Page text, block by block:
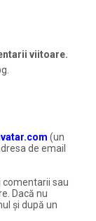
viitoare.
(un
de email
comentarii sau
Dacă nu
și după un